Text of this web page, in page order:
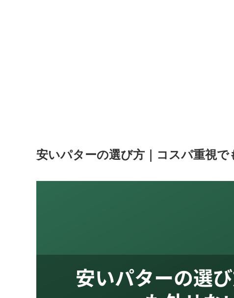
安いパターの選び方｜コスパ重視で